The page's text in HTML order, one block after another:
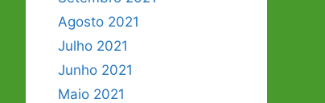
Agosto 2021
Julho 2021
Junho 2021
Maio 2021